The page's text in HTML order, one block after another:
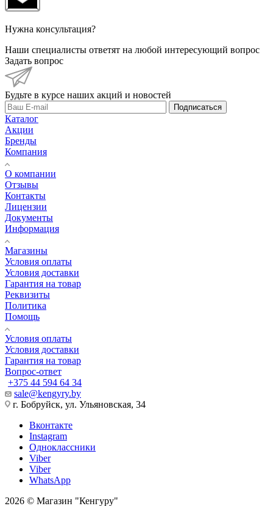
Нужна консультация?
Наши специалисты ответят на любой интересующий вопрос
Задать вопрос
Будьте в курсе наших акций и новостей
Подписаться
Каталог
Акции
Бренды
Компания
О компании
Отзывы
Контакты
Лицензии
Документы
Информация
Магазины
Условия оплаты
Условия доставки
Гарантия на товар
Реквизиты
Политика
Помощь
Условия оплаты
Условия доставки
Гарантия на товар
Вопрос-ответ
+375 44 594 64 34
sale@kengyry.by
г. Бобруйск, ул. Ульяновская, 34
Вконтакте
Instagram
Одноклассники
Viber
Viber
WhatsApp
2026 © Магазин "Кенгуру"